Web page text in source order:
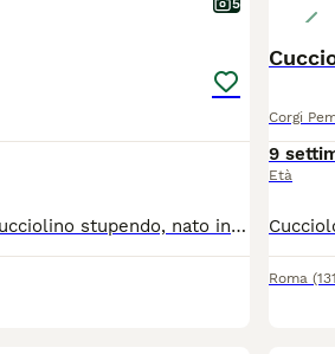
5
Cucciolo maschio nato il 30/05/2026 Cucciolino stupendo, nato in casa da genitori di mia proprietà, siamo una piccola realtà a nord di Roma e alleviamo con cura. Sia la madre che il padre sono cresciuti con noi e vivono in casa con noi e i piccolini stanno crescendo in un bellissimo ambiente ricco di stimoli. I genitori hanno dna depositato enci e test genetici consultabili in privato. Noi lo chiamiamo il "Piccolo Principe" (tutto un programma il nome!) nato per ultimo coi tempi che voleva lui e ha continuato con questa linea di pensiero, ha i suoi tempi ma è una meraviglia quando si apre, è proprio un cucciolo speciale, il più bello esteticamente della cucciolata e il più tenero ❤️ A livello sanitario è seguito dai migliori professionisti, la dentatura è perfetta e i testicoli sono in sede. Verrá affidato con microchip, vaccini in regola, sverminazione effettuata, puppy kit e pedigree.
Corgi
9
Età
Roma